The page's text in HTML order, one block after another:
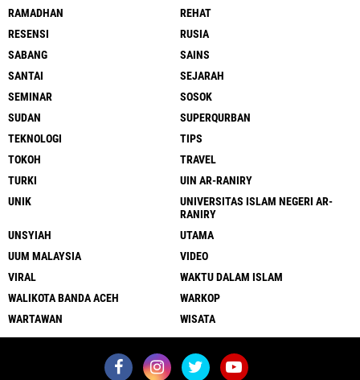
RAMADHAN
REHAT
RESENSI
RUSIA
SABANG
SAINS
SANTAI
SEJARAH
SEMINAR
SOSOK
SUDAN
SUPERQURBAN
TEKNOLOGI
TIPS
TOKOH
TRAVEL
TURKI
UIN AR-RANIRY
UNIK
UNIVERSITAS ISLAM NEGERI AR-
RANIRY
UNSYIAH
UTAMA
UUM MALAYSIA
VIDEO
VIRAL
WAKTU DALAM ISLAM
WALIKOTA BANDA ACEH
WARKOP
WARTAWAN
WISATA